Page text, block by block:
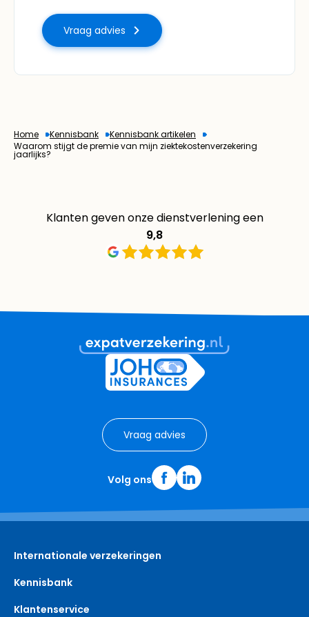
Vraag advies
Home Kennisbank
Kennisbank artikelen
Waarom stijgt de premie van mijn ziektekostenverzekering
jaarlijks?
Klanten geven onze dienstverlening een
9,8
Vraag advies
Volg ons
Internationale verzekeringen
Kennisbank
Klantenservice